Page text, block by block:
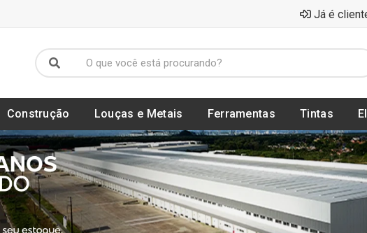
Já é
Construção Louças e Metais Ferramentas Tintas